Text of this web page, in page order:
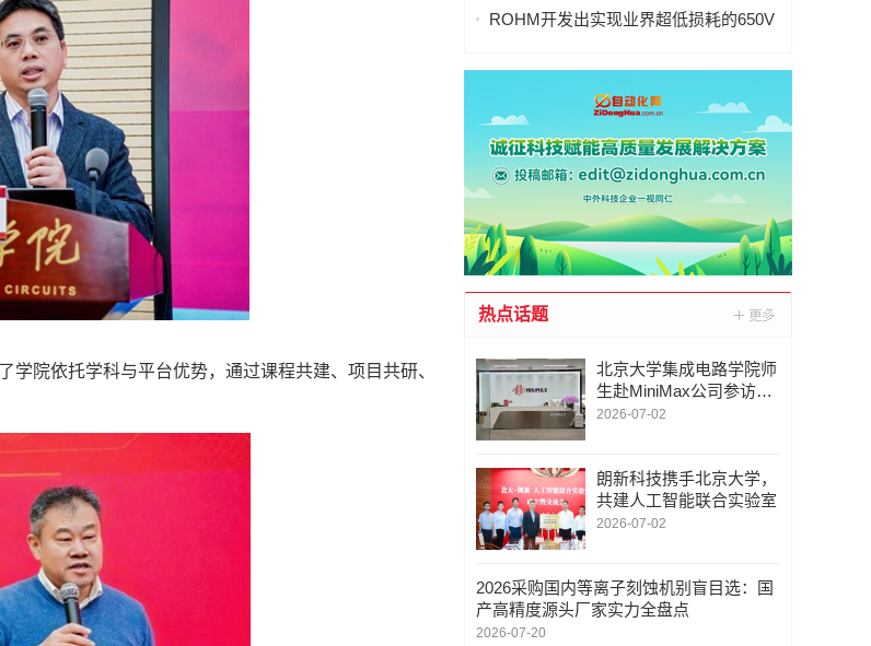
学院依托学科与平台优势，通过课程共建、项目共研、
布局位置感知新风口
ROHM开发出实现业界超低损耗的650V
热点话题
北京大学集成电路学院师
生赴MiniMax公司参访交
流
2026-07-02
朗新科技携手北京大学，
共建人工智能联合实验室
2026-07-02
2026采购国内等离子刻蚀机别盲目选：国
产高精度源头厂家实力全盘点
2026-07-20